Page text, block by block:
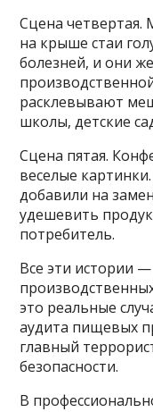
Сцена четвертая.
на крыше стаи
болезней, и они
расклевывают
школы, детские
Сцена пятая.
веселые
добавили на
удешевить
потребитель.
Все эти истории
это реальные
аудита пищевых
главный
безопасности.
В